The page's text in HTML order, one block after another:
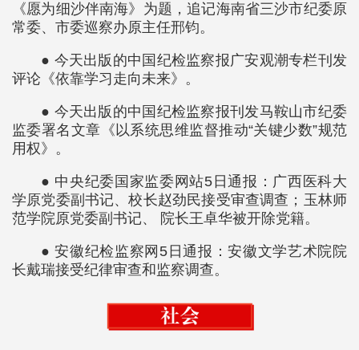
《愿为细沙伴南海》为题，追记海南省三沙市纪委原
常委、市委巡察办原主任邢钧。
● 今天出版的中国纪检监察报广安观潮专栏刊发
评论《依靠学习走向未来》。
● 今天出版的中国纪检监察报刊发马鞍山市纪委
监委署名文章《以系统思维监督推动“关键少数”规范
用权》。
● 中央纪委国家监委网站5日通报：广西医科大
学原党委副书记、校长赵劲民接受审查调查；玉林师
范学院原党委副书记、 院长王卓华被开除党籍。
● 安徽纪检监察网5日通报：安徽文学艺术院院
长戴瑞接受纪律审查和监察调查。